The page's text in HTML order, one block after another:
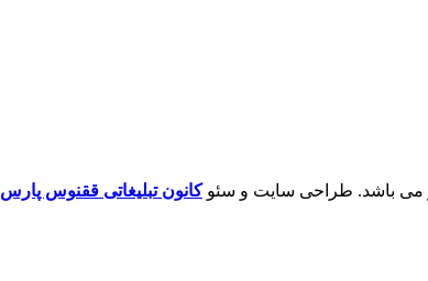
می باشد. طراحی سایت و سئوکانون تبلیغاتی ققنوس پارس